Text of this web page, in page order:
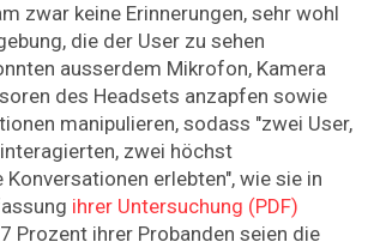
zwar keine Erinnerungen, sehr wohl
die der User zu sehen
ausserdem Mikrofon, Kamera
des Headsets anzapfen sowie
manipulieren, sodass "zwei User,
zwei höchst
erlebten", wie sie in
ihrer Untersuchung (PDF)
Prozent ihrer Probanden seien die